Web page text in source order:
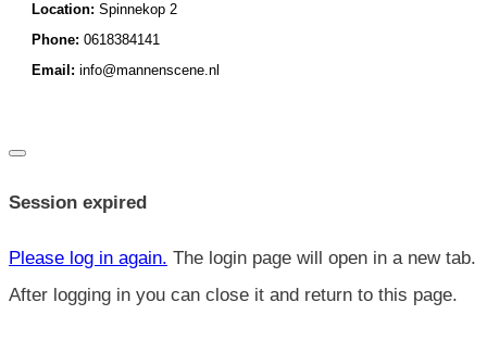
Location: Spinnekop 2
Phone: 0618384141
Email: info@mannenscene.nl
Close
Session expired
Please log in again. The login page will open in a new tab.
After logging in you can close it and return to this page.